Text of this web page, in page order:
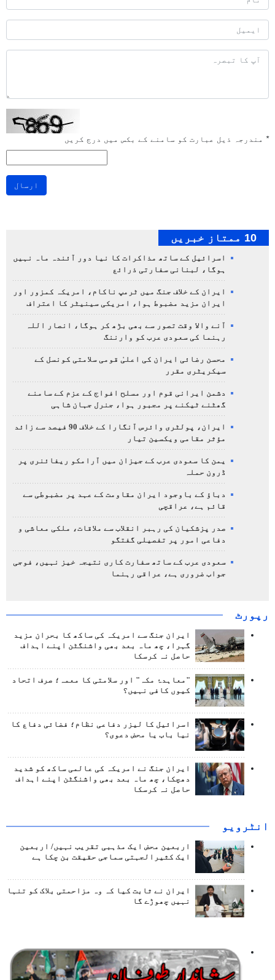
* مندرجہ ذیل عبارت کو سامنے کے بکس میں درج کریں
ارسال
10 ممتاز خبریں
اسرائیل کے ساتھ مذاکرات کا نیا دور آئندہ ماہ نہیں
ہوگا، لبنانی سفارتی ذرائع
ایران کے خلاف جنگ میں ٹرمپ ناکام، امریکہ کمزور اور
ایران مزید مضبوط ہوا، امریکی سینیٹر کا اعتراف
آنے والا وقت تصور سے بھی بڑھ کر ہوگا، انصار اللہ
رہنما کی سعودی عرب کو وارننگ
محسن رضائی ایران کی اعلیٰ قومی سلامتی کونسل کے
سیکریٹری مقرر
دشمن ایرانی قوم اور مسلح افواج کے عزم کے سامنے
گھٹنے ٹیکنے پر مجبور ہوا، جنرل جہان شاہی
ایران، پولٹری وائرس آنگارا کے خلاف 90 فیصد سے زائد
مؤثر مقامی ویکسین تیار
یمن کا سعودی عرب کے جیزان میں آرامکو ریفائنری پر
ڈرون حملہ
دباؤ کے باوجود ایران مقاومت کے عہد پر مضبوطی سے
قائم ہے، عراقچی
صدر پزشکیان کی رہبر انقلاب سے ملاقات، ملکی معاشی و
دفاعی امور پر تفصیلی گفتگو
سعودی عرب کے ساتھ سفارت کاری نتیجہ خیز نہیں، فوجی
جواب ضروری ہے، عراقی رہنما
رپورٹ
ایران جنگ سے امریکہ کی ساکھ کا بحران مزید
گہرا، چھ ماہ بعد بھی واشنگٹن اپنے اہداف
حاصل نہ کرسکا
"معاہدۂ مکہ" اور سلامتی کا معمہ؛ صرف اتحاد
کیوں کافی نہیں؟
اسرائیل کا لیزر دفاعی نظام؛ فضائی دفاع کا
نیا باب یا محض دعوی؟
ایران جنگ نے امریکہ کی عالمی ساکھ کو شدید
دھچکا، چھ ماہ بعد بھی واشنگٹن اپنے اہداف
حاصل نہ کرسکا
انٹرويو
اربعین محض ایک مذہبی تقریب نہیں/ اربعین
ایک کثیرالجہتی سماجی حقیقت بن چکا ہے
ایران نے ثابت کیا کہ وہ مزاحمتی بلاک کو تنہا
نہیں چھوڑے گا